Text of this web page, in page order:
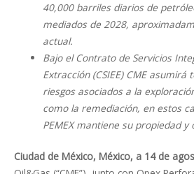
40,000 barriles diarios de
mediados de 2028,
actual.
Bajo el Contrato de Servicios
Extracción (CSIEE) CME asumirá
riesgos asociados a la
como la remediación, en estos
PEMEX mantiene su propiedad y
Ciudad de México, México, a 14 de